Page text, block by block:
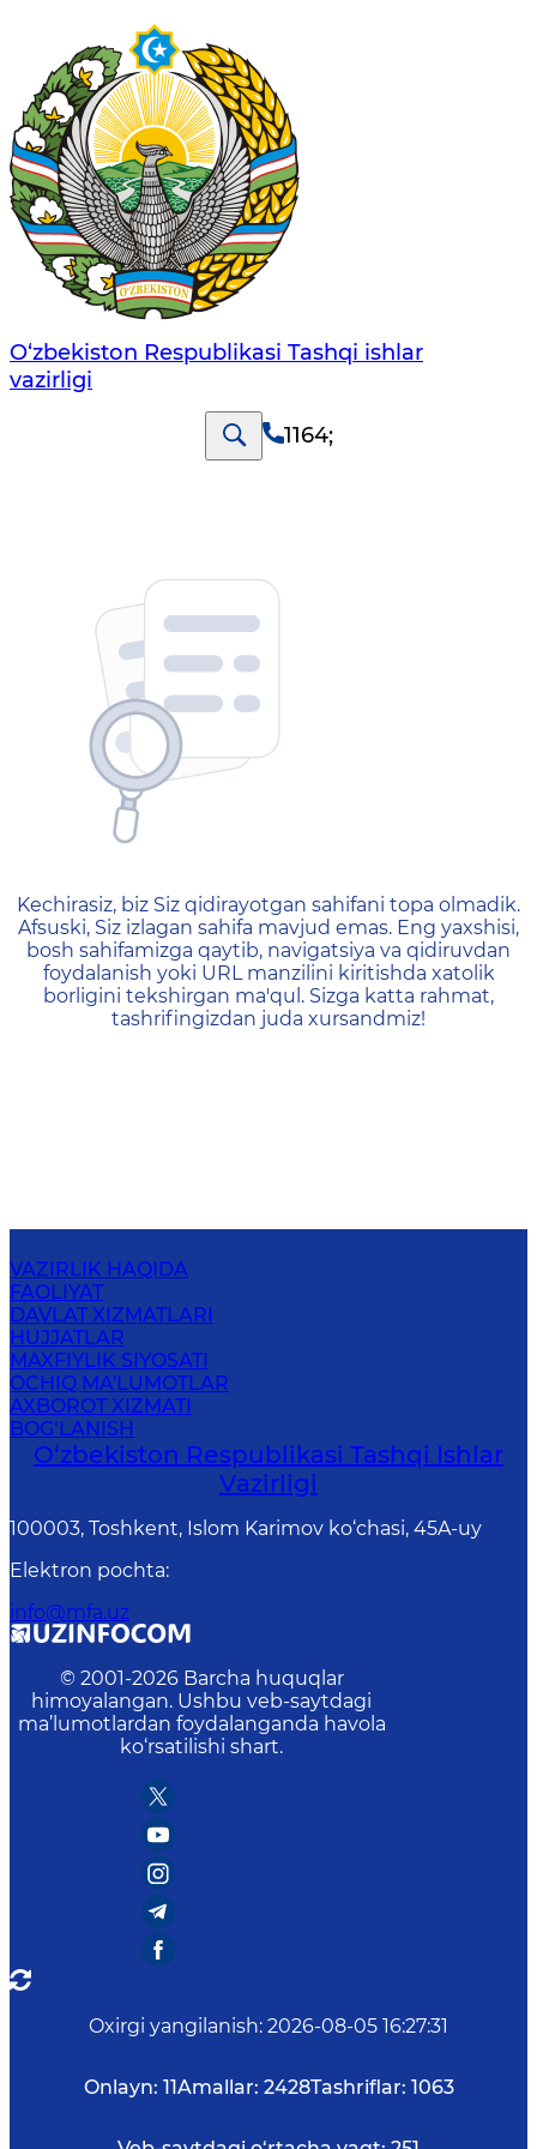
O‘zbеkistоn Rеspublikаsi Tashqi ishlаr
vаzirligi
1164;
404 — Страница не
Kechirasiz, biz Siz qidirayotgan sahifani topa olmadik.
Afsuski, Siz izlagan sahifa mavjud emas. Eng yaxshisi,
bosh sahifamizga qaytib, navigatsiya va qidiruvdan
foydalanish yoki URL manzilini kiritishda xatolik
borligini tekshirgan ma'qul. Sizga katta rahmat,
tashrifingizdan juda xursandmiz!
VAZIRLIK HAQIDA
FAOLIYAT
DAVLAT XIZMATLARI
HUJJATLAR
MAXFIYLIK SIYOSATI
OCHIQ MA'LUMOTLAR
AXBOROT XIZMATI
BOG‘LANISH
O‘zbеkistоn Rеspublikаsi Tashqi Ishlаr
Vаzirligi
100003, Toshkent, Islom Karimov ko‘chasi, 45A-uy
Elektron pochta:
info@mfa.uz
© 2001-2026 Barcha huquqlar
himoyalangan. Ushbu veb-saytdagi
ma’lumotlardan foydalanganda havola
ko‘rsatilishi shart.
Oxirgi yangilanish: 2026-08-05 16:27:31
Onlayn: 11Amallar: 2428Tashriflar: 1063